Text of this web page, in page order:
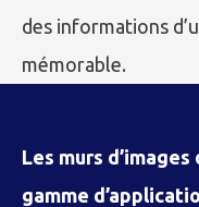
des informations
mémorable.
Les murs
gamme